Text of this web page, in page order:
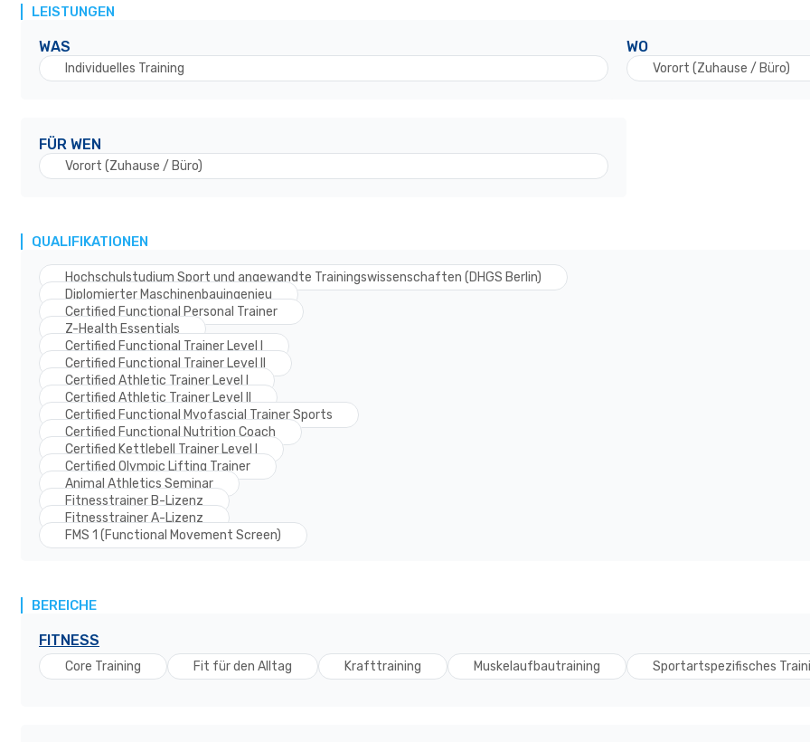
LEISTUNGEN
WAS
Individuelles Training
WO
Vorort (Zuhause / Büro)
FÜR WEN
Vorort (Zuhause / Büro)
QUALIFIKATIONEN
Hochschulstudium Sport und angewandte Trainingswissenschaften (DHGS Berlin)
Diplomierter Maschinenbauingenieu
Certified Functional Personal Trainer
Z-Health Essentials
Certified Functional Trainer Level I
Certified Functional Trainer Level II
Certified Athletic Trainer Level I
Certified Athletic Trainer Level II
Certified Functional Myofascial Trainer Sports
Certified Functional Nutrition Coach
Certified Kettlebell Trainer Level I
Certified Olympic Lifting Trainer
Animal Athletics Seminar
Fitnesstrainer B-Lizenz
Fitnesstrainer A-Lizenz
FMS 1 (Functional Movement Screen)
BEREICHE
FITNESS
Core Training Fit für den Alltag Krafttraining Muskelaufbautraining Sportartspezifisches